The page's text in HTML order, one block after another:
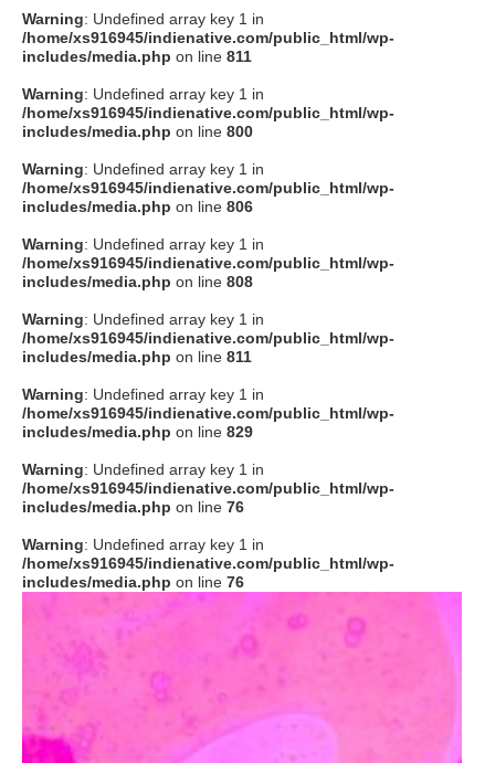
クト
SOCIAL
Facebook
instagram
Tumblr
Soundcloud
to indienative
Warning: Undefined array key 1 in
/home/xs916945/indienative.com/public_html/wp-
includes/media.php on line 811
Warning: Undefined array key 1 in
/home/xs916945/indienative.com/public_html/wp-
includes/media.php on line 800
Warning: Undefined array key 1 in
/home/xs916945/indienative.com/public_html/wp-
includes/media.php on line 806
Warning: Undefined array key 1 in
/home/xs916945/indienative.com/public_html/wp-
includes/media.php on line 808
Warning: Undefined array key 1 in
/home/xs916945/indienative.com/public_html/wp-
includes/media.php on line 811
Warning: Undefined array key 1 in
/home/xs916945/indienative.com/public_html/wp-
includes/media.php on line 829
Warning: Undefined array key 1 in
/home/xs916945/indienative.com/public_html/wp-
includes/media.php on line 76
Warning: Undefined array key 1 in
/home/xs916945/indienative.com/public_html/wp-
includes/media.php on line 76